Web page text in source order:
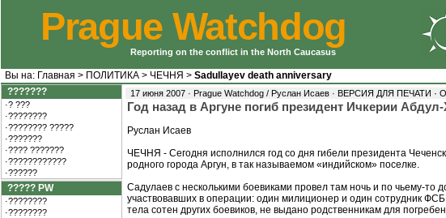
Prague Watchdog
Reporting on the conflict in the North Caucasus
Вы на: Главная > ПОЛИТИКА > ЧЕЧНЯ > Sadullayev death anniversary
???????
·? ???
·????????
·???????? ?????
·???????
·???? ???????
·????????????
·??????
????? PW
·????????
·????????
17 июня 2007 · Prague Watchdog / Руслан Исаев · ВЕРСИЯ ДЛЯ ПЕЧАТИ ·
Год назад в Аргуне погиб президент Ичкерии
Руслан Исаев
ЧЕЧНЯ - Сегодня исполнился год со дня гибели президента
родного города Аргун, в так называемом «индийском» поселке.
Садулаев с несколькими боевиками провел там ночь и по чьему-то
участвовавших в операции: один милиционер и один сотрудник
тела сотен других боевиков, не выдано родственникам для